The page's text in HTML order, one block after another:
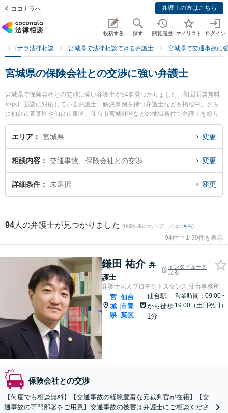
ココナラへ 弁護士の方はこちら
投稿する 探す 閲覧履歴 マイリスト ログイン
ココナラ法律相談 宮城県で法律相談できる弁護士 宮城県で交通事故に
宮城県の保険会社との交渉に強い弁護士
宮城県で保険会社との交渉に強い弁護士が94名見つかりました。初回面談無料
や休日面談に対応している弁護士、解決事例を持つ弁護士なども掲載中。さら
に仙台市青葉区や仙台市泉区、仙台市宮城野区などの地域条件で弁護士を絞り
込めます。交通事故に関係する自動車事故やバイク事故、自転車事故等の細か
な分野での絞り込み検索もでき便利です。特に弁護士法人プロテクトスタンス
士費用、強みなどが注目されています。『宮城県で土日や夜間に発生した保険
会社との交渉のトラブルを今すぐに弁護士に相談したい』『保険会社との交渉
のトラブル解決の実績豊富な近くの弁護士を検索したい』『初回相談無料で保
エリア 宮城県 変更
相談内容 交通事故、保険会社との交渉 変更
詳細条件 未選択 変更
94 人の弁護士が見つかりました (検索結果について詳しくは こちら)
94件中 1-30件を表示
鎌田 祐介 弁
護士
インタビューを
見る
弁護士法人プロテクトスタンス 仙台事務所
宮
城
県
|
仙台
市青
葉区
仙台駅
から徒歩
1分
営業時間：09:00~
19:00（土日祝日）
保険会社との交渉
【何度でも相談無料】【交通事故の経験豊富な元裁判官が在籍】【交
通事故の専門部署をご用意】交通事故の被害は弁護士にご相談くださ